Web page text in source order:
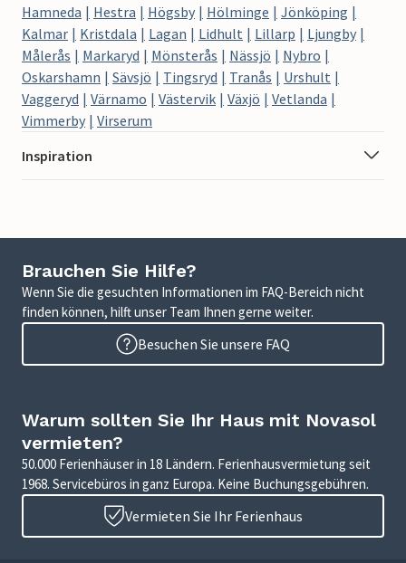
Hamneda
Hestra Högsby Hölminge
Jönköping
Kalmar
Kristdala Lagan Lidhult Lillarp
Ljungby
Målerås
Markaryd Mönsterås Nässjö
Nybro
Oskarshamn
Sävsjö Tingsryd Tranås
Urshult
Vaggeryd
Värnamo Västervik Växjö
Vetlanda
Vimmerby
Virserum
Inspiration
Brauchen Sie Hilfe?
Wenn Sie die gesuchten Informationen im FAQ-Bereich nicht
finden können, hilft unser Team Ihnen gerne weiter.
Besuchen Sie unsere FAQ
Warum sollten Sie Ihr Haus mit Novasol
vermieten?
50.000 Ferienhäuser in 18 Ländern. Ferienhausvermietung seit
1968. Servicebüros in ganz Europa. Keine Buchungsgebühren.
Vermieten Sie Ihr Ferienhaus